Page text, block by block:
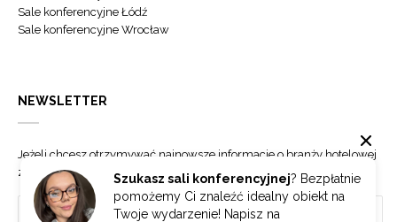
Szukasz sali konferencyjnej? Bezpłatnie
pomożemy Ci znaleźć idealny obiekt na
Twoje wydarzenie! Napisz na
Sale konferencyjne Łódź
Sale konferencyjne Wrocław
NEWSLETTER
Jeżeli chcesz otrzymywać najnowsze informacje o branży hotelowej
zapisz się do naszego newslettera.